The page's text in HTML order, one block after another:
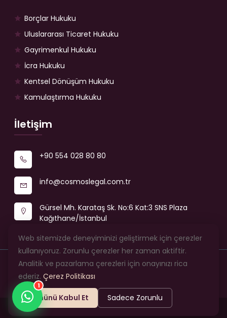
Borçlar Hukuku
Uluslararası Ticaret Hukuku
Gayrimenkul Hukuku
İcra Hukuku
Kentsel Dönüşüm Hukuku
Kamulaştırma Hukuku
İletişim
+90 554 028 80 80
info@cosmoslegal.com.tr
Gürsel Mh. Karataş Sk. No:6 Kat:3 SNS Plaza
Kağıthane/İstanbul
© 2026 Cosmos Legal Hukuk ve Danışmanlık Bürosu —
Tüm hakları saklıdır.
Web Tasarım Dijitasyon
1
Web sitemizde deneyiminizi geliştirmek için çerezler
kullanıyoruz. Zorunlu çerezler her zaman aktiftir.
Analitik ve pazarlama çerezleri için onayınızı rica
ederiz. Çerez Politikası
Tümünü Kabul Et Sadece Zorunlu